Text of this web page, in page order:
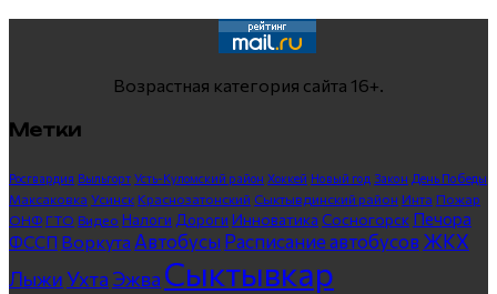
Возрастная категория сайта 16+.
Метки
Росгвардия Выльгорт Усть-Куломский район Хоккей Новый год Закон День Победы
Максаковка Усинск Краснозатонский Сыктывдинский район Инта Пожар
ОНФ ГТО Видео Налоги Дороги Инноватика Сосногорск Печора
ФССП Воркута Автобусы Расписание автобусов ЖКХ
ЛыжиУхта Эжва Сыктывкар